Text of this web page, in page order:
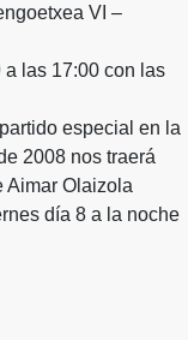
VI –
a las 17:00 con las
especial en la
2008 nos traerá
Aimar Olaizola
día 8 a la noche